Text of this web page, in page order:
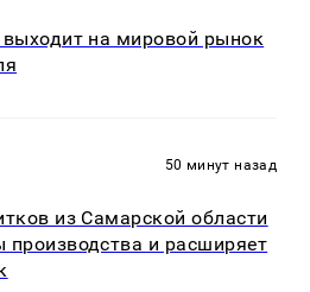
на мировой рынок
50 минут назад
из Самарской области
и расширяет